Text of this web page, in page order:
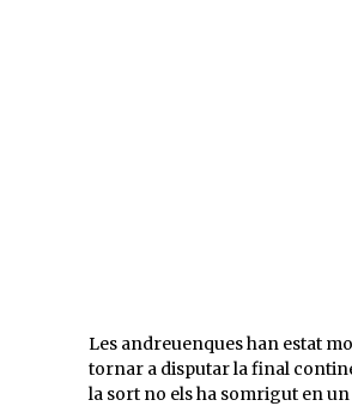
Les andreuenques han estat
tornar a disputar la final
la sort no els ha somrigut en